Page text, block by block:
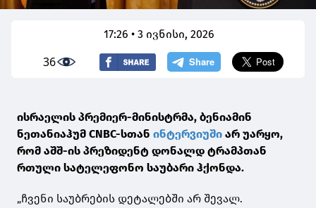
17:26 • 3 ივნისი, 2026
36
ისრაელის პრემიერ-მინისტრმა, ბენიამინ
ნეთანიაჰუმ CNBC-სთან ინტერვიუში არ უარყო,
რომ აშშ-ის პრეზიდენტ დონალდ ტრამპთან
რთული სატელეფონო საუბარი ჰქონდა.
„ჩვენი საუბრების დეტალებში არ შევალ.